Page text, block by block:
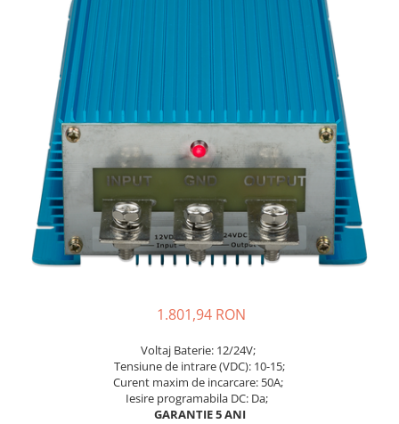
1.801,94 RON
Voltaj Baterie: 12/24V;
Tensiune de intrare (VDC): 10-15;
Curent maxim de incarcare: 50A;
Iesire programabila DC: Da;
GARANTIE 5 ANI